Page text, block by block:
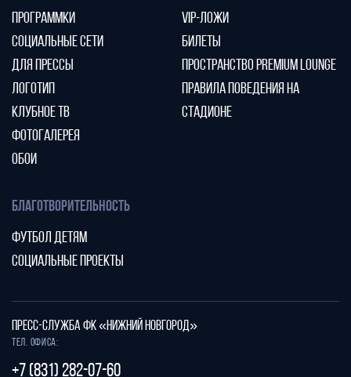
ПРОГРАММКИ
СОЦИАЛЬНЫЕ СЕТИ
ДЛЯ ПРЕССЫ
ЛОГОТИП
КЛУБНОЕ ТВ
ФОТОГАЛЕРЕЯ
ОБОИ
VIP-ЛОЖИ
БИЛЕТЫ
ПРОСТРАНСТВО PREMIUM LOUNGE
ПРАВИЛА ПОВЕДЕНИЯ НА
СТАДИОНЕ
БЛАГОТВОРИТЕЛЬНОСТЬ
ФУТБОЛ ДЕТЯМ
СОЦИАЛЬНЫЕ ПРОЕКТЫ
ПРЕСС-СЛУЖБА ФК «НИЖНИЙ НОВГОРОД»
Тел. офиса:
+7 (831) 282-07-60